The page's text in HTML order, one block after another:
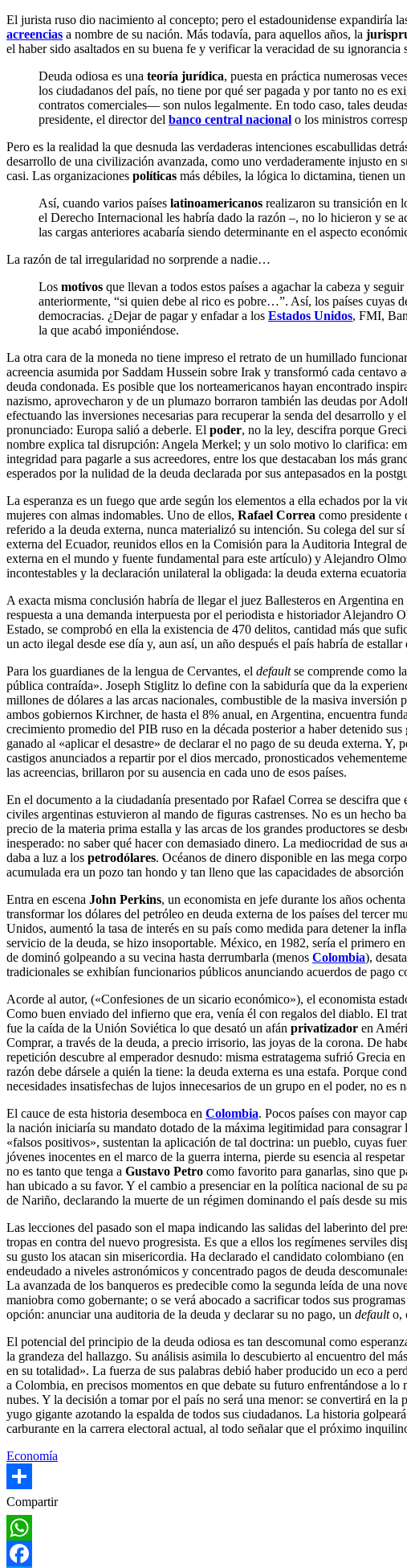
El jurista ruso dio nacimiento al concepto; pero el estadounidense expandiría
acreencias a nombre de su nación. Más todavía, para aquellos años, la
el haber sido asaltados en su buena fe y verificar la veracidad de su
Deuda odiosa es una teoría jurídica, puesta en práctica numerosas
los ciudadanos del país, no tiene por qué ser pagada y por tanto no es
contratos comerciales— son nulos legalmente. En todo caso, tales
presidente, el director del banco central nacional o los ministros
Pero es la realidad la que desnuda las verdaderas intenciones escabullidas
desarrollo de una civilización avanzada, como uno verdaderamente injusto en
casi. Las organizaciones políticas más débiles, la lógica lo dictamina, tienen
Así, cuando varios países latinoamericanos realizaron su transición en
el Derecho Internacional les habría dado la razón –, no lo hicieron y se
las cargas anteriores acabaría siendo determinante en el aspecto
La razón de tal irregularidad no sorprende a nadie…
Los motivos que llevan a todos estos países a agachar la cabeza y
anteriormente, “si quien debe al rico es pobre…”. Así, los países cuyas
democracias. ¿Dejar de pagar y enfadar a los Estados Unidos, FMI,
la que acabó imponiéndose.
La otra cara de la moneda no tiene impreso el retrato de un humillado
acreencia asumida por Saddam Hussein sobre Irak y transformó cada
deuda condonada. Es posible que los norteamericanos hayan encontrado
nazismo, aprovecharon y de un plumazo borraron también las deudas por
efectuando las inversiones necesarias para recuperar la senda del desarrollo
pronunciado: Europa salió a deberle. El poder, no la ley, descifra porque
nombre explica tal disrupción: Angela Merkel; y un solo motivo lo clarifica:
integridad para pagarle a sus acreedores, entre los que destacaban los más
esperados por la nulidad de la deuda declarada por sus antepasados en la
La esperanza es un fuego que arde según los elementos a ella echados por la
mujeres con almas indomables. Uno de ellos, Rafael Correa como presidente
referido a la deuda externa, nunca materializó su intención. Su colega del sur
externa del Ecuador, reunidos ellos en la Comisión para la Auditoria Integral
externa en el mundo y fuente fundamental para este artículo) y Alejandro
incontestables y la declaración unilateral la obligada: la deuda externa
A exacta misma conclusión habría de llegar el juez Ballesteros en Argentina
respuesta a una demanda interpuesta por el periodista e historiador
Estado, se comprobó en ella la existencia de 470 delitos, cantidad más que
un acto ilegal desde ese día y, aun así, un año después el país habría de
Para los guardianes de la lengua de Cervantes, el defaultse comprende como
pública contraída». Joseph Stiglitz lo define con la sabiduría que da la
millones de dólares a las arcas nacionales, combustible de la masiva
ambos gobiernos Kirchner, de hasta el 8% anual, en Argentina, encuentra
crecimiento promedio del PIB ruso en la década posterior a haber detenido
ganado al «aplicar el desastre» de declarar el no pago de su deuda externa. Y,
castigos anunciados a repartir por el dios mercado, pronosticados
las acreencias, brillaron por su ausencia en cada uno de esos países.
En el documento a la ciudadanía presentado por Rafael Correa se descifra
civiles argentinas estuvieron al mando de figuras castrenses. No es un hecho
precio de la materia prima estalla y las arcas de los grandes productores se
inesperado: no saber qué hacer con demasiado dinero. La mediocridad de
daba a luz a los petrodólares. Océanos de dinero disponible en las mega
acumulada era un pozo tan hondo y tan lleno que las capacidades de
Entra en escena John Perkins, un economista en jefe durante los años
transformar los dólares del petróleo en deuda externa de los países del tercer
Unidos, aumentó la tasa de interés en su país como medida para detener la
servicio de la deuda, se hizo insoportable. México, en 1982, sería el primero
de dominó golpeando a su vecina hasta derrumbarla (menos Colombia),
tradicionales se exhibían funcionarios públicos anunciando acuerdos de pago
Acorde al autor, («Confesiones de un sicario económico»), el economista
Como buen enviado del infierno que era, venía él con regalos del diablo. El
fue la caída de la Unión Soviética lo que desató un afán privatizador en
Comprar, a través de la deuda, a precio irrisorio, las joyas de la corona. De
repetición descubre al emperador desnudo: misma estratagema sufrió Grecia
razón debe dársele a quién la tiene: la deuda externa es una estafa. Porque
necesidades insatisfechas de lujos innecesarios de un grupo en el poder, no es
El cauce de esta historia desemboca en Colombia. Pocos países con mayor
la nación iniciaría su mandato dotado de la máxima legitimidad para
«falsos positivos», sustentan la aplicación de tal doctrina: un pueblo, cuyas
jóvenes inocentes en el marco de la guerra interna, pierde su esencia al
no es tanto que tenga a Gustavo Petro como favorito para ganarlas, sino que
han ubicado a su favor. Y el cambio a presenciar en la política nacional de su
de Nariño, declarando la muerte de un régimen dominando el país desde su
Las lecciones del pasado son el mapa indicando las salidas del laberinto del
tropas en contra del nuevo progresista. Es que a ellos los regímenes serviles
su gusto los atacan sin misericordia. Ha declarado el candidato colombiano
endeudado a niveles astronómicos y concentrado pagos de deuda
La avanzada de los banqueros es predecible como la segunda leída de una
maniobra como gobernante; o se verá abocado a sacrificar todos sus
opción: anunciar una auditoria de la deuda y declarar su no pago, un defaulto,
El potencial del principio de la deuda odiosa es tan descomunal como
la grandeza del hallazgo. Su análisis asimila lo descubierto al encuentro del
en su totalidad». La fuerza de sus palabras debió haber producido un eco a
a Colombia, en precisos momentos en que debate su futuro enfrentándose a
nubes. Y la decisión a tomar por el país no será una menor: se convertirá en
yugo gigante azotando la espalda de todos sus ciudadanos. La historia
carburante en la carrera electoral actual, al todo señalar que el próximo
Economía
Share
Compartir
WhatsApp